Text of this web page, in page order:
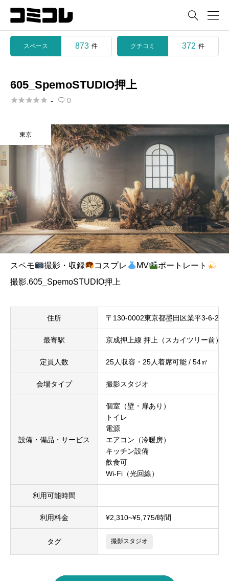

スペース 873 件 クチコミ 372 件
605_SpemoSTUDIO押上
 -  0
東京
スペモ 撮影・収録 コスプレ MV
ポートレート
撮影.605_SpemoSTUDIO押上
住所 〒130-0002東京都墨田区業平3-6-2
最寄駅 京成押上線 押上（スカイツリー前）
定員人数 25人収容・25人着席可能 / 54㎡
会場タイプ 撮影スタジオ
設備・備品・サービス
個室（壁・扉あり）
トイレ
電源
エアコン（冷暖房）
キッチン設備
飲食可
Wi-Fi（光回線）
利用可能時間
利用料金 ¥2,310~¥5,775/時間
タグ 撮影スタジオ